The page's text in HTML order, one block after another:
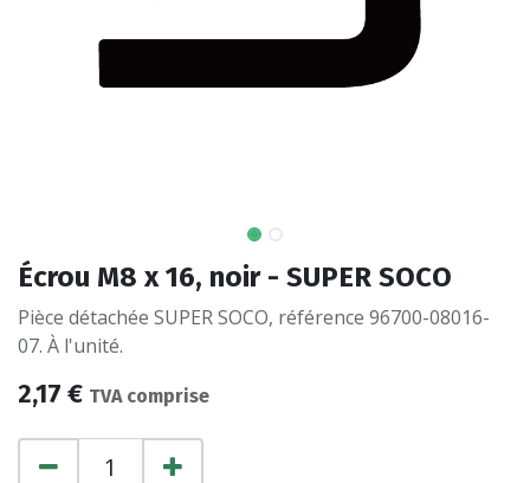
Écrou M8 x 16, noir - SUPER SOCO
Pièce détachée SUPER SOCO, référence 96700-08016-
07. À l'unité.
2,17 € TVA comprise